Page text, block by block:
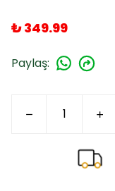
₺ 349.99
Paylaş: